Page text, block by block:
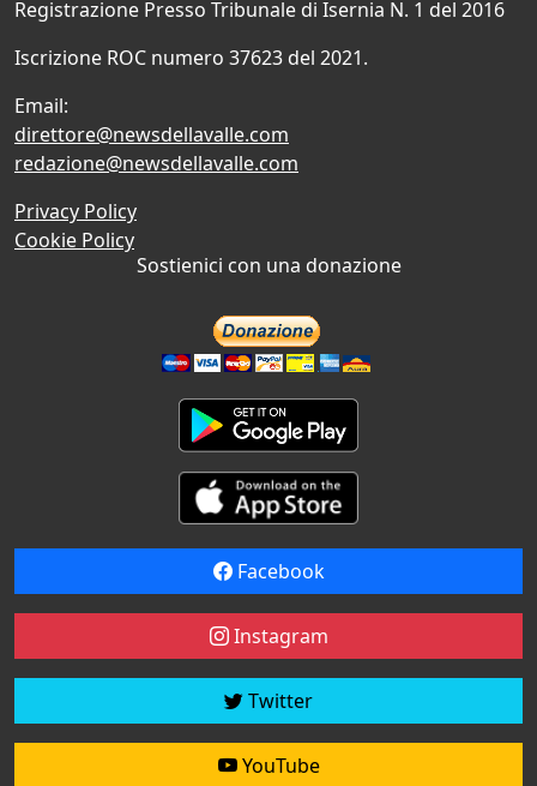
Registrazione Presso Tribunale di Isernia N. 1 del 2016
Iscrizione ROC numero 37623 del 2021.
Email:
direttore@newsdellavalle.com
redazione@newsdellavalle.com
Privacy Policy
Cookie Policy
Sostienici con una donazione
Facebook
Instagram
Twitter
YouTube